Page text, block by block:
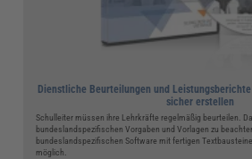
Dienstliche Beurteilungen und
sicher erstellen
Schulleiter müssen ihre Lehrkräfte regelmäßig beurteilen.
bundeslandspezifischen Vorgaben und Vorlagen zu
bundeslandspezifischen Software mit fertigen
möglich.